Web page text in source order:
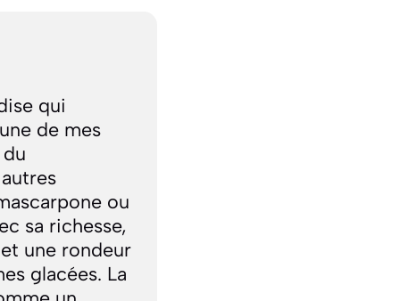
qui
de mes
ou
sa richesse,
une rondeur
glacées. La